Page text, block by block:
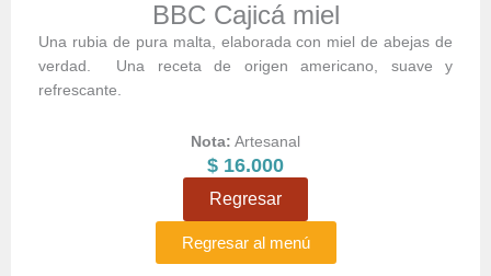
BBC Cajicá miel
Una rubia de pura malta, elaborada con miel de abejas de
verdad. Una receta de origen americano, suave y
refrescante.
Nota: Artesanal
$ 16.000
Regresar
Regresar al menú